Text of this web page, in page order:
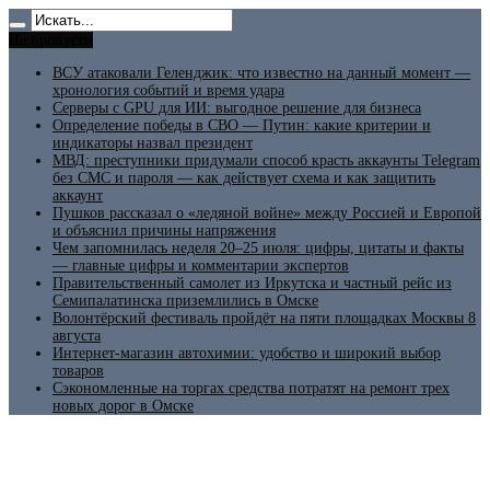
ВСУ атаковали Геленджик: что известно на данный момент —
хронология событий и время удара
Серверы с GPU для ИИ: выгодное решение для бизнеса
Определение победы в СВО — Путин: какие критерии и
индикаторы назвал президент
МВД: преступники придумали способ красть аккаунты Telegram
без СМС и пароля — как действует схема и как защитить
аккаунт
Пушков рассказал о «ледяной войне» между Россией и Европой
и объяснил причины напряжения
Чем запомнилась неделя 20–25 июля: цифры, цитаты и факты
— главные цифры и комментарии экспертов
Правительственный самолет из Иркутска и частный рейс из
Семипалатинска приземлились в Омске
Волонтёрский фестиваль пройдёт на пяти площадках Москвы 8
августа
Интернет-магазин автохимии: удобство и широкий выбор
товаров
Сэкономленные на торгах средства потратят на ремонт трех
новых дорог в Омске